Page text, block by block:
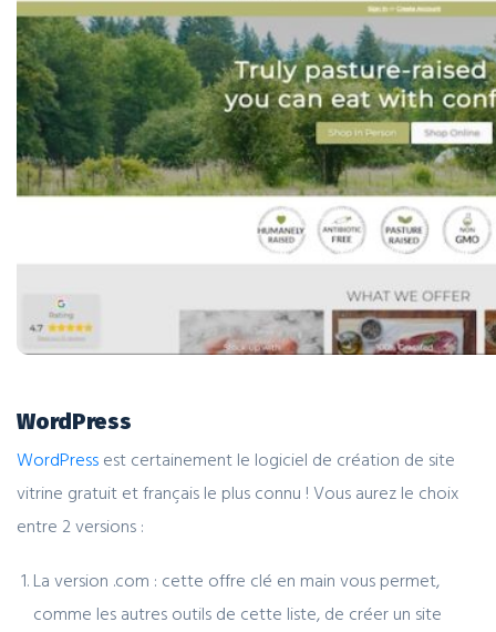
WordPress
WordPress est certainement le logiciel de création de site
vitrine gratuit et français le plus connu ! Vous aurez le choix
entre 2 versions :
La version .com : cette offre clé en main vous permet,
comme les autres outils de cette liste, de créer un site